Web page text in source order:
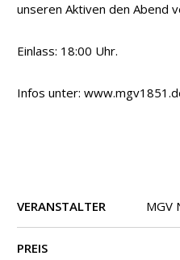
unseren Aktiven den Abend
Einlass: 18:00 Uhr.
Infos unter:
VERANSTALTER MGV
PREIS